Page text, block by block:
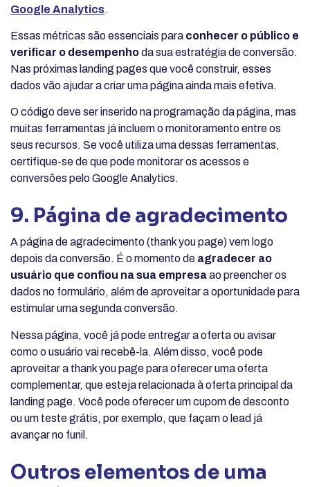
Google Analytics.
Essas métricas são essenciais para conhecer o público e
verificar o desempenhoda sua estratégia de conversão.
Nas próximas landing pages que você construir, esses
dados vão ajudar a criar uma página ainda mais efetiva.
O código deve ser inserido na programação da página, mas
muitas ferramentas já incluem o monitoramento entre os
seus recursos. Se você utiliza uma dessas ferramentas,
certifique-se de que pode monitorar os acessos e
conversões pelo Google Analytics.
9. Página de agradecimento
A página de agradecimento (thank you page) vem logo
depois da conversão. É o momento de agradecer ao
usuário que confiou na sua empresaao preencher os
dados no formulário, além de aproveitar a oportunidade para
estimular uma segunda conversão.
Nessa página, você já pode entregar a oferta ou avisar
como o usuário vai recebê-la. Além disso, você pode
aproveitar a thank you page para oferecer uma oferta
complementar, que esteja relacionada à oferta principal da
landing page. Você pode oferecer um cupom de desconto
ou um teste grátis, por exemplo, que façam o lead já
avançar no funil.
Outros elementos de uma